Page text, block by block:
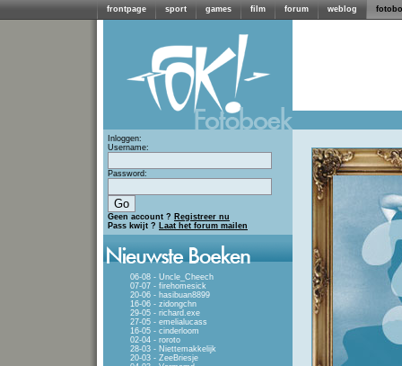
frontpage sport games film forum weblog
Inloggen:
Username:
Password:
Geen account ? Registreer nu
Pass kwijt ? Laat het forum mailen
06-08 - Uncle_Cheech
07-07 - firehomesick
20-06 - hasibuan8899
16-06 - zidongchn
29-05 - richard.exe
27-05 - emelialucass
16-05 - cinderloom
02-04 - roroto
28-03 - Niettemakkelijk
20-03 - ZeeBriesje